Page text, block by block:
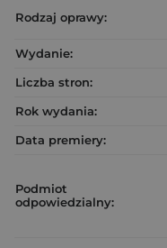
Rodzaj oprawy:
Wydanie:
Liczba stron:
Rok wydania:
Data premiery:
Podmiot
odpowiedzialny: